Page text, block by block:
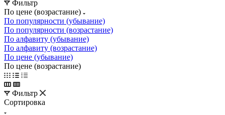
Фильтр
По цене (возрастание)
По популярности (убывание)
По популярности (возрастание)
По алфавиту (убывание)
По алфавиту (возрастание)
По цене (убывание)
По цене (возрастание)
Фильтр
Сортировка